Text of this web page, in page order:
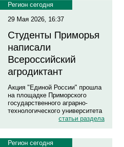
Регион сегодня
29 Мая 2026, 16:37
Студенты Приморья
написали
Всероссийский
агродиктант
Акция "Единой России" прошла
на площадке Приморского
государственного аграрно-
технологического университета
статьи раздела
Регион сегодня